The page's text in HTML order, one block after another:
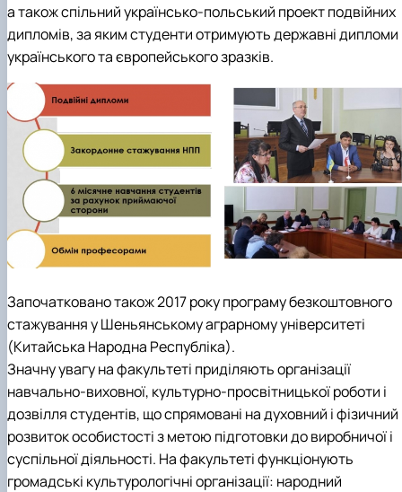
а також спільний українсько-польський проект подвійних
дипломів, за яким студенти отримують державні дипломи
українського та європейського зразків.
Започатковано також 2017 року програму безкоштовного
стажування у Шеньянському аграрному університеті
(Китайська Народна Республіка).
Значну увагу на факультеті приділяютьорганізації
навчально-виховної, культурно-просвітницької роботи і
дозвілля студентів, що спрямовані на духовний і фізичний
розвиток особистості з метою підготовки до виробничої і
суспільної діяльності. На факультеті функціонують
громадські культурологічні організації: народний